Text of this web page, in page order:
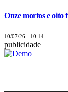
Onze mortos e oito
10/07/26 - 10:14
publicidade